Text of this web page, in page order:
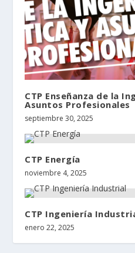
CTP Enseñanza de la
Asuntos Profesionales
septiembre 30, 2025
CTP Energía
noviembre 4, 2025
CTP Ingeniería
enero 22, 2025